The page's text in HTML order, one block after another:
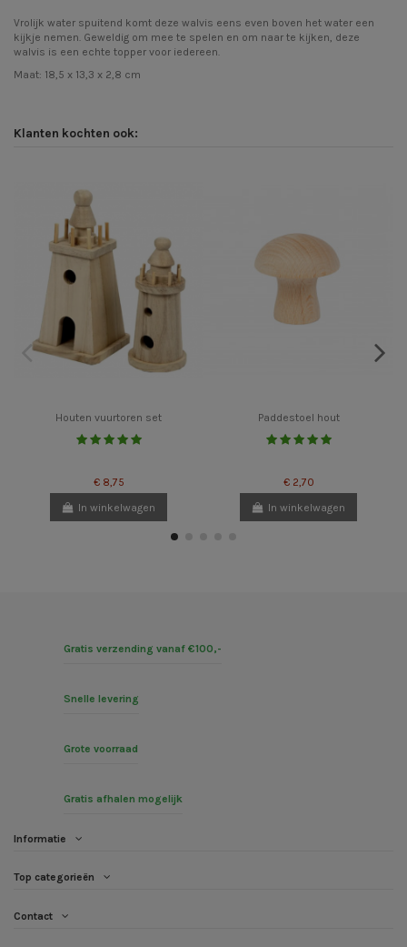
Vrolijk water spuitend komt deze walvis eens even boven het water een
kijkje nemen. Geweldig om mee te spelen en om naar te kijken, deze
walvis is een echte topper voor iedereen.
Maat: 18,5 x 13,3 x 2,8 cm
Klanten kochten ook:
Houten vuurtoren set
€ 8,75
In winkelwagen
Paddestoel hout
€ 2,70
In winkelwagen
Gratis verzending vanaf €100,-
Snelle levering
Grote voorraad
Gratis afhalen mogelijk
Informatie
Top categorieën
Contact